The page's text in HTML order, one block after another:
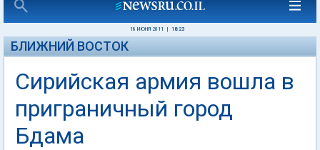
18 ИЮНЯ 2011 18:23
БЛИЖНИЙ ВОСТОК
Сирийская армия вошла в
приграничный город
Бдама